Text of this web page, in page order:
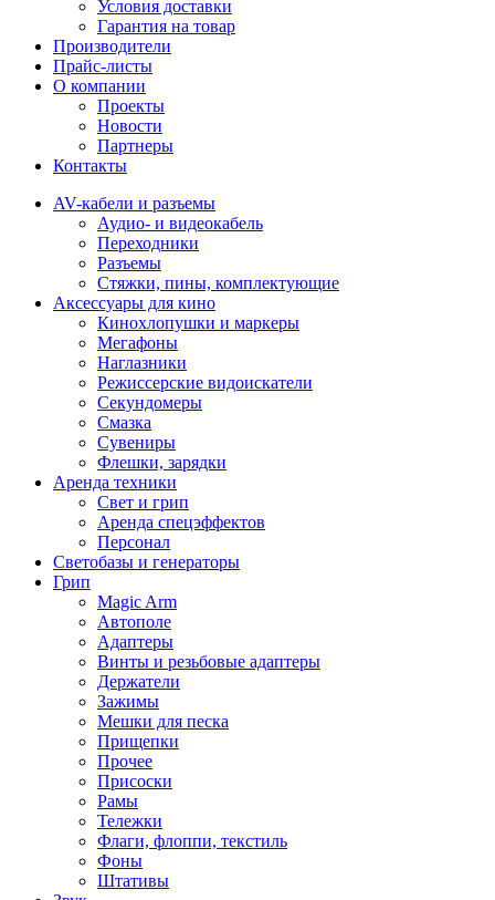
Условия доставки
Гарантия на товар
Производители
Прайс-листы
О компании
Проекты
Новости
Партнеры
Контакты
AV-кабели и разъемы
Аудио- и видеокабель
Переходники
Разъемы
Стяжки, пины, комплектующие
Аксессуары для кино
Кинохлопушки и маркеры
Мегафоны
Наглазники
Режиссерские видоискатели
Секундомеры
Смазка
Сувениры
Флешки, зарядки
Аренда техники
Свет и грип
Аренда спецэффектов
Персонал
Светобазы и генераторы
Грип
Magic Arm
Автополе
Адаптеры
Винты и резьбовые адаптеры
Держатели
Зажимы
Мешки для песка
Прищепки
Прочее
Присоски
Рамы
Тележки
Флаги, флоппи, текстиль
Фоны
Штативы